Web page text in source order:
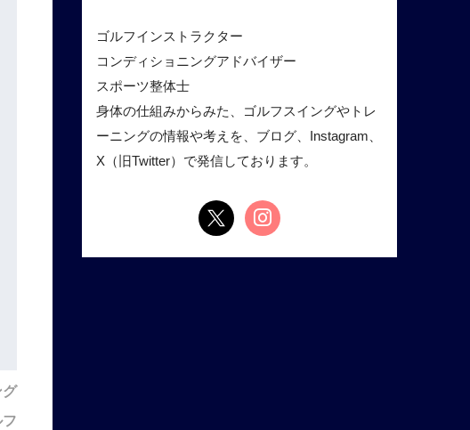
グ
フ
ゴルフインストラクター
コンディショニングアドバイザー
スポーツ整体士
身体の仕組みからみた、ゴルフスイングやトレ
ーニングの情報や考えを、ブログ、Instagram、
X（旧Twitter）で発信しております。